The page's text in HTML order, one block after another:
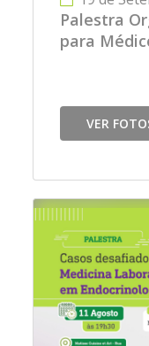
Palestra
para
VER